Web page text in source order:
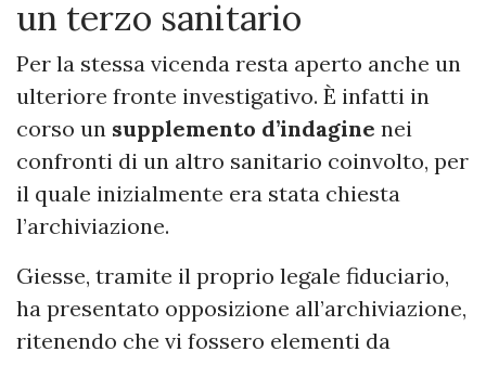
un terzo sanitario
Per la stessa vicenda resta aperto anche un
ulteriore fronte investigativo. È infatti in
corso un supplemento d’indagine nei
confronti di un altro sanitario coinvolto, per
il quale inizialmente era stata chiesta
l’archiviazione.
Giesse, tramite il proprio legale fiduciario,
ha presentato opposizione all’archiviazione,
ritenendo che vi fossero elementi da